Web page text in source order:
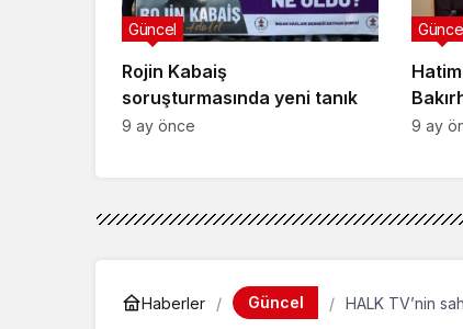
Rojin Kabaiş
soruşturmasında yeni tanık
Güncel
9 ay önce 9 ay
Haberler Güncel HALK TV’nin